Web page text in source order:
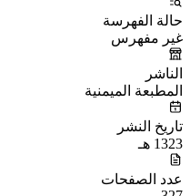
حالة الفهرسة
غير مفهرس
الناشر
المطبعة الميمنية
تاريخ النشر
1323 هـ
عدد الصفحات